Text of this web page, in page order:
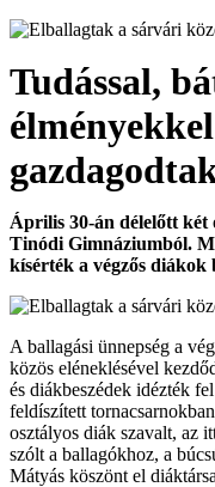
Tudással,
Április 30-án délelőtt két
Tinódi Gimnáziumból.
kísérték a végzős diákok
A ballagási ünnepség a
közös eléneklésével
és diákbeszédek idézték
feldíszített
osztályos diák szavalt, az
szólt a ballagókhoz, a
Mátyás köszönt el